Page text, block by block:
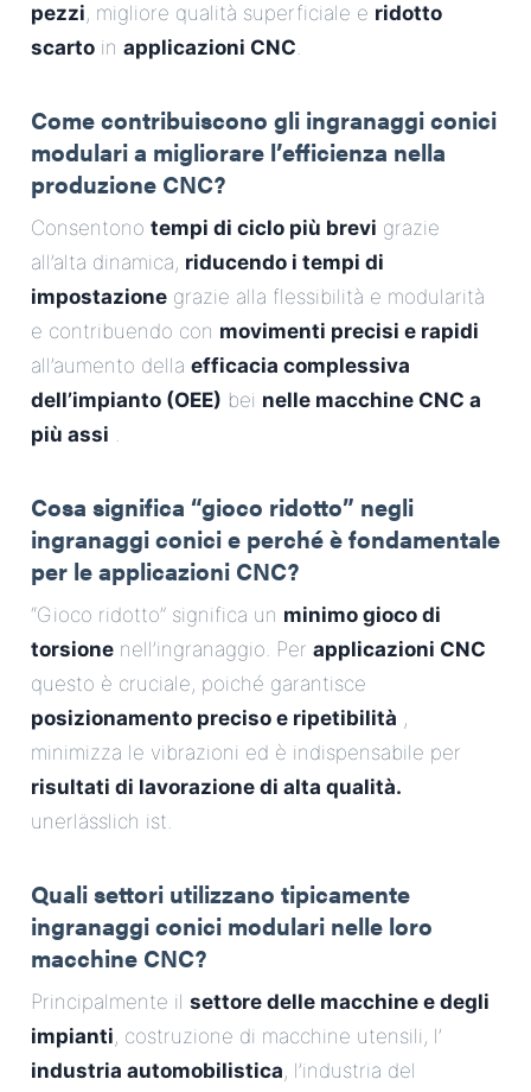
pezzi, migliore qualità superficiale e ridotto
scarto in applicazioni CNC.
Come contribuiscono gli ingranaggi conici
modulari a migliorare l’efficienza nella
produzione CNC?
Consentono tempi di ciclo più brevi grazie
all’alta dinamica, riducendo i tempi di
impostazione grazie alla flessibilità e modularità
e contribuendo con movimenti precisi e rapidi
all’aumento della efficacia complessiva
dell’impianto (OEE) bei nelle macchine CNC a
più assi .
Cosa significa “gioco ridotto” negli
ingranaggi conici e perché è fondamentale
per le applicazioni CNC?
“Gioco ridotto” significa un minimo gioco di
torsione nell’ingranaggio. Per applicazioni CNC
questo è cruciale, poiché garantisce
posizionamento preciso e ripetibilità ,
minimizza le vibrazioni ed è indispensabile per
risultati di lavorazione di alta qualità.
unerlässlich ist.
Quali settori utilizzano tipicamente
ingranaggi conici modulari nelle loro
macchine CNC?
Principalmente il settore delle macchine e degli
impianti, costruzione di macchine utensili, l’
industria automobilistica, l’industria del